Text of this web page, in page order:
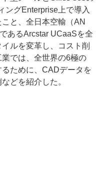
ングEnterprise上で導入
と、全日本空輸（AN
あるArcstar UCaaSを全
ルを変革し、コスト削
では、全世界の6極の
ために、CADデータを
どを紹介した。